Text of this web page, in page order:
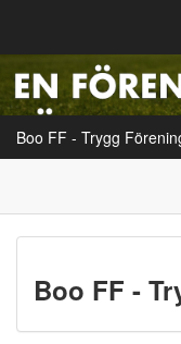
Boo FF - Trygg
Boo FF -